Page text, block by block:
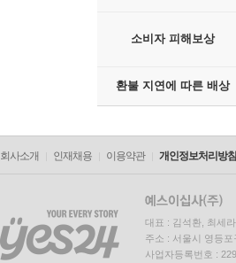
소비자 피해보상
환불 지연에 따른 배상
회사소개 인재채용 이용약관 개인정보처리방침
대표 : 김석환, 최세라
주소 : 서울시 영등
사업자등록번호 :